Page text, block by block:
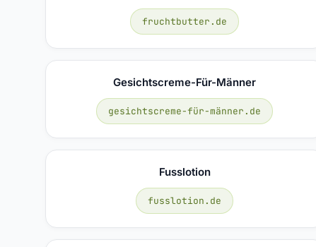
fruchtbutter.de
Gesichtscreme-Für-Männer
gesichtscreme-für-männer.de
Fusslotion
fusslotion.de